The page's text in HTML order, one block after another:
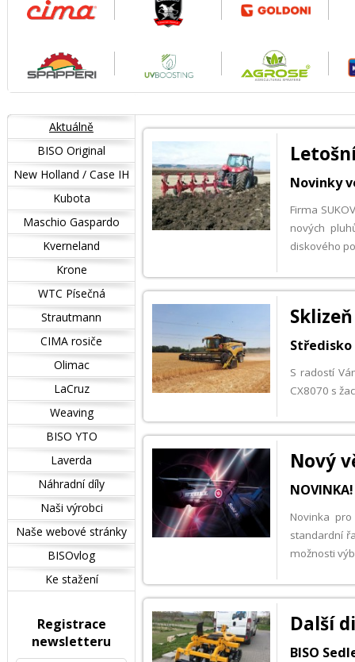
Novinky
Firma
nových
diskového
Středisko
S radostí
CX8070 s
Nový
Novinka
standardní
možnosti
Další
BISO
Aktuálně
BISO Original
New Holland / Case IH
Kubota
Maschio Gaspardo
Kverneland
Krone
WTC Písečná
Strautmann
CIMA rosiče
Olimac
LaCruz
Weaving
BISO YTO
Laverda
Náhradní díly
Naši výrobci
Naše webové stránky
BISOvlog
Ke stažení
Registrace
newsletteru